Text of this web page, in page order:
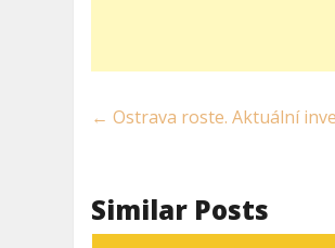
← Ostrava roste. Aktuální
Similar Posts